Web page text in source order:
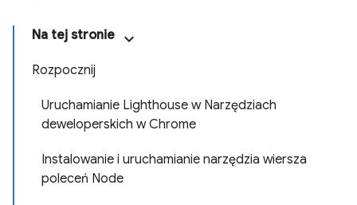
Na tej stronie
Rozpocznij
Uruchamianie Lighthouse w Narzędziach
deweloperskich w Chrome
Instalowanie i uruchamianie narzędzia wiersza
poleceń Node